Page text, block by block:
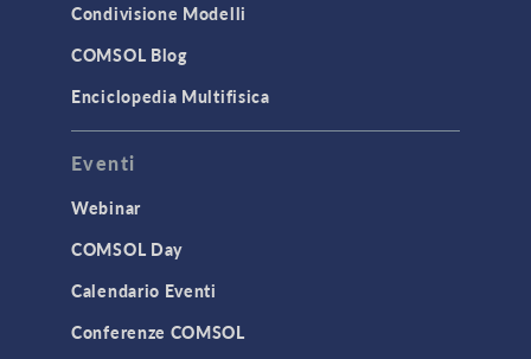
Condivisione Modelli
COMSOL Blog
Enciclopedia Multifisica
Eventi
Webinar
COMSOL Day
Calendario Eventi
Conferenze COMSOL